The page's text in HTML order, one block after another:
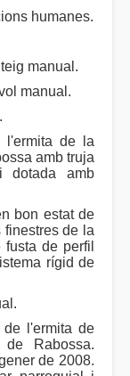
humanes.
manual.
manual.
l'ermita de la
amb truja
dotada amb
bon estat de
finestres de la
de perfil
rígid de
de l'ermita de
Rabossa.
de 2008.